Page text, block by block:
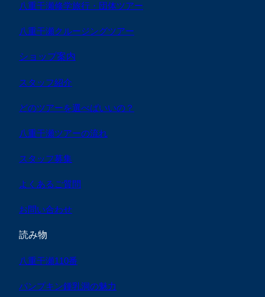
八重干瀬修学旅行・団体ツアー
八重干瀬クルージングツアー
ショップ案内
スタッフ紹介
どのツアーを選べばいいの？
八重干瀬ツアーの流れ
スタッフ募集
よくあるご質問
お問い合わせ
読み物
八重干瀬110番
パンプキン鍾乳洞の魅力